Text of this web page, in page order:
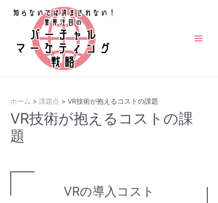
ホーム 課題点 VR技術が抱えるコストの課題
VR技術が抱えるコストの課
題
VRの導入コスト